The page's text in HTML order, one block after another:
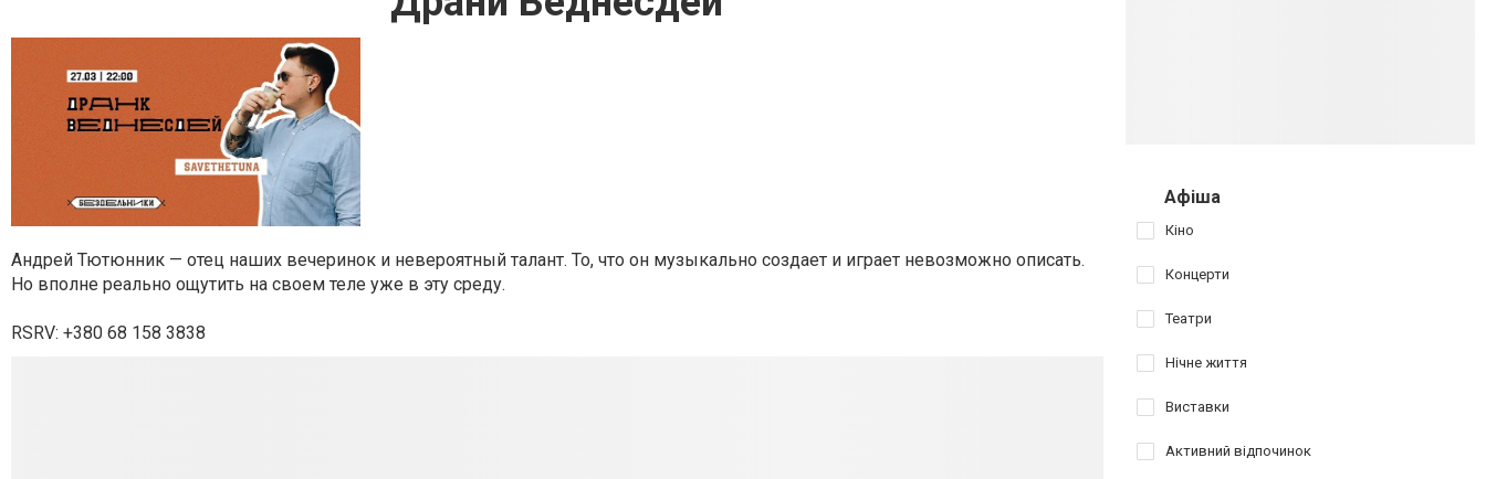
Андрей Тютюнник — отец наших вечеринок и невероятный талант. То, что он музыкально создает и играет невозможно описать.
Но вполне реально ощутить на своем теле уже в эту среду.
RSRV: +380 68 158 3838
Афіша
Кіно
Концерти
Театри
Нічне життя
Виставки
Активний відпочинок